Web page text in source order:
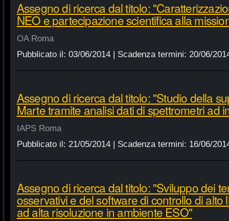
Assegno di ricerca dal titolo:
NEO e partecipazione scientifica alla
OA Roma
Pubblicato il: 03/06/2014| Scadenza termini: 20/06/
Assegno di ricerca dal titolo: "Studio della
Marte tramite analisi dati di spettrometri ad
IAPS Roma
Pubblicato il: 21/05/2014| Scadenza termini: 16/06/
Assegno di ricerca dal titolo: "Sviluppo dei
osservativi e del software di controllo di alto
ad alta risoluzione in ambiente ESO"